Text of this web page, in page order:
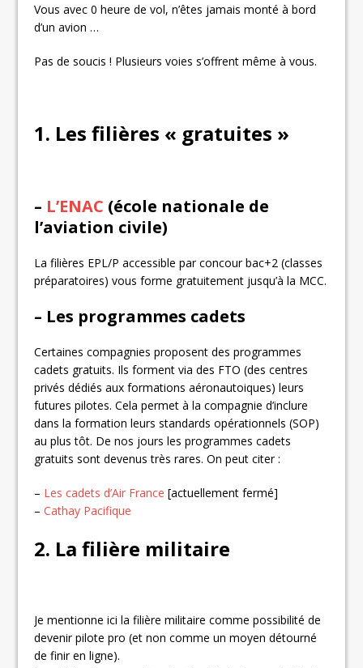
Vous avec 0 heure de vol, n’êtes jamais monté à bord
d’un avion …
Pas de soucis ! Plusieurs voies s’offrent même à vous.
1. Les filières « gratuites »
– L’ENAC (école nationale de
l’aviation civile)
La filières EPL/P accessible par concour bac+2 (classes
préparatoires) vous forme gratuitement jusqu’à la MCC.
– Les programmes cadets
Certaines compagnies proposent des programmes
cadets gratuits. Ils forment via des FTO (des centres
privés dédiés aux formations aéronautoiques) leurs
futures pilotes. Cela permet à la compagnie d’inclure
dans la formation leurs standards opérationnels (SOP)
au plus tôt. De nos jours les programmes cadets
gratuits sont devenus très rares. On peut citer :
– Les cadets d’Air France [actuellement fermé]
–Cathay Pacifique
2. La filière militaire
Je mentionne ici la filière militaire comme possibilité de
devenir pilote pro (et non comme un moyen détourné
de finir en ligne).